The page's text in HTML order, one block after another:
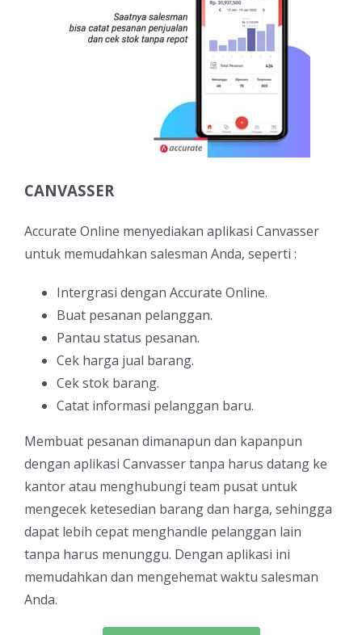
CANVASSER
Accurate Online menyediakan aplikasi Canvasser
untuk memudahkan salesman Anda, seperti :
Intergrasi dengan Accurate Online.
Buat pesanan pelanggan.
Pantau status pesanan.
Cek harga jual barang.
Cek stok barang.
Catat informasi pelanggan baru.
Membuat pesanan dimanapun dan kapanpun
dengan aplikasi Canvasser tanpa harus datang ke
kantor atau menghubungi team pusat untuk
mengecek ketesedian barang dan harga, sehingga
dapat lebih cepat menghandle pelanggan lain
tanpa harus menunggu. Dengan aplikasi ini
memudahkan dan mengehemat waktu salesman
Anda.